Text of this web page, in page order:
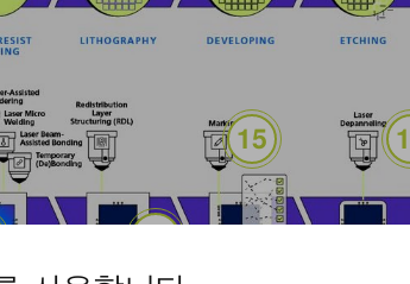
아 드릴링(Interposer Via Drilling)
조 솔더링(Laser Assisted Soldering)
마이크로 용접(Laser Micro Welding)
빔 보조 접합(Laser Beam-Assisted Bonding)
마킹(Marking)